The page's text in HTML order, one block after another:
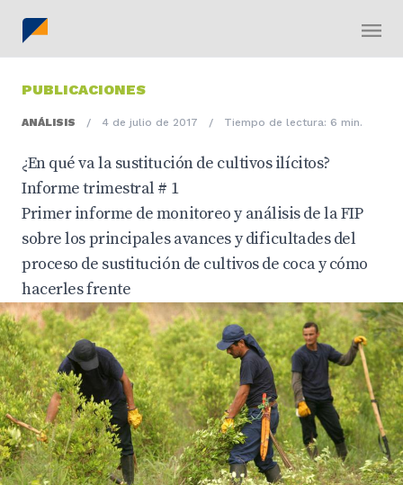
PUBLICACIONES
ANÁLISIS / 4 de julio de 2017 / Tiempo de lectura: 6 min.
¿En qué va la sustitución de cultivos ilícitos?
Informe trimestral # 1
Primer informe de monitoreo y análisis de la FIP
sobre los principales avances y dificultades del
proceso de sustitución de cultivos de coca y cómo
hacerles frente